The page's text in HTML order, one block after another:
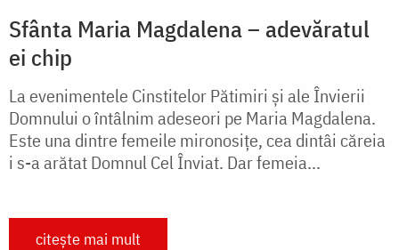
Sfânta Maria Magdalena – adevăratul
ei chip
La evenimentele Cinstitelor Pătimiri și ale Învierii
Domnului o întâlnim adeseori pe Maria Magdalena.
Este una dintre femeile mironosițe, cea dintâi căreia
i s-a arătat Domnul Cel Înviat. Dar femeia...
citește mai mult